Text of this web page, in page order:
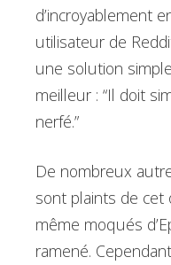
d’incroyablement
utilisateur de
une solution
meilleur : “Il doit
nerfé.”
De nombreux
sont plaints de cet
même moqués
ramené.